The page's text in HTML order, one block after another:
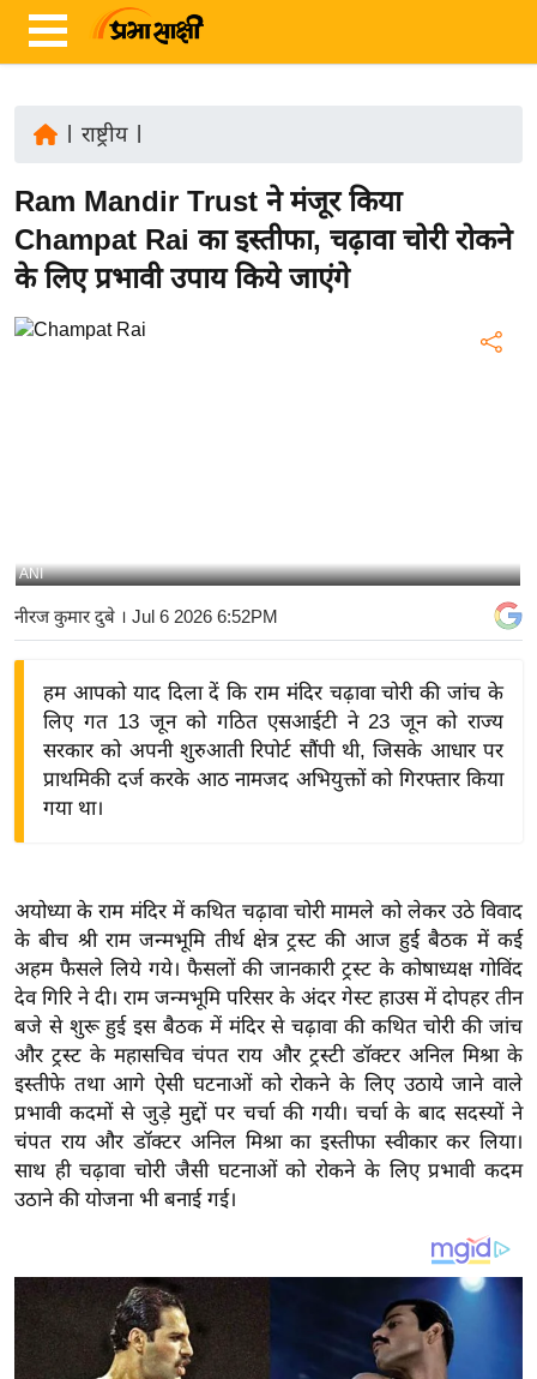
ज़ा
ख
ब
र
रा
य
ज़
द्यो
वि
शे
ष
ज्ञ
रा
य
ब
ज
ट
क्रि
राष्ट्रीय|
Ram Mandir Trust ने मंजूर किया
Champat Rai का इस्तीफा, चढ़ावा चोरी रोकने
के लिए प्रभावी उपाय किये जाएंगे
ANI
नीरज कुमार दुबे । Jul 6 2026 6:52PM
हम आपको याद दिला दें कि राम मंदिर चढ़ावा चोरी की जांच के
लिए गत 13 जून को गठित एसआईटी ने 23 जून को राज्य
सरकार को अपनी शुरुआती रिपोर्ट सौंपी थी, जिसके आधार पर
प्राथमिकी दर्ज करके आठ नामजद अभियुक्तों को गिरफ्तार किया
गया था।
अयोध्या के राम मंदिर में कथित चढ़ावा चोरी मामले को लेकर उठे विवाद
के बीच श्री राम जन्मभूमि तीर्थ क्षेत्र ट्रस्ट की आज हुई बैठक में कई
अहम फैसले लिये गये। फैसलों की जानकारी ट्रस्ट के कोषाध्यक्ष गोविंद
देव गिरि ने दी। राम जन्मभूमि परिसर के अंदर गेस्ट हाउस में दोपहर तीन
बजे से शुरू हुई इस बैठक में मंदिर से चढ़ावा की कथित चोरी की जांच
और ट्रस्ट के महासचिव चंपत राय और ट्रस्टी डॉक्टर अनिल मिश्रा के
इस्तीफे तथा आगे ऐसी घटनाओं को रोकने के लिए उठाये जाने वाले
प्रभावी कदमों से जुड़े मुद्दों पर चर्चा की गयी। चर्चा के बाद सदस्यों ने
चंपत राय और डॉक्टर अनिल मिश्रा का इस्तीफा स्वीकार कर लिया।
साथ ही चढ़ावा चोरी जैसी घटनाओं को रोकने के लिए प्रभावी कदम
उठाने की योजना भी बनाई गई।